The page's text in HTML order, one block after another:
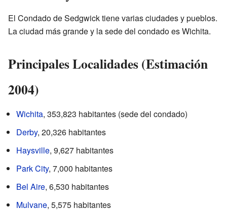
El Condado de Sedgwick tiene varias ciudades y pueblos.
La ciudad más grande y la sede del condado es Wichita.
Principales Localidades (Estimación
2004)
Wichita, 353,823 habitantes (sede del condado)
Derby, 20,326 habitantes
Haysville, 9,627 habitantes
Park City, 7,000 habitantes
Bel Aire, 6,530 habitantes
Mulvane, 5,575 habitantes